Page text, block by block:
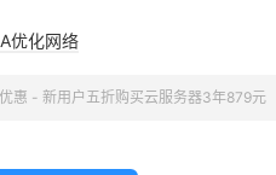
优化网络
惠 - 新用户五折购买云服务器3年879元